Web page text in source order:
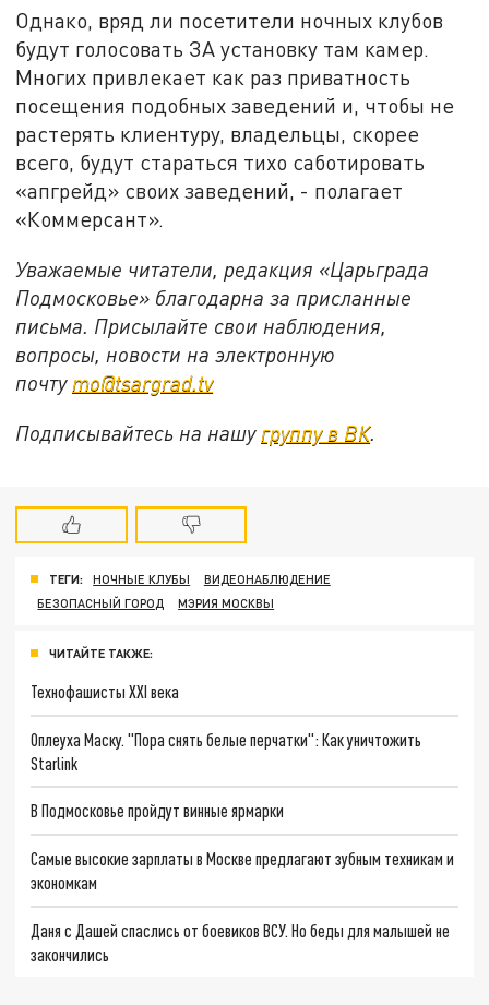
Однако, вряд ли посетители ночных клубов
будут голосовать ЗА установку там камер.
Многих привлекает как раз приватность
посещения подобных заведений и, чтобы не
растерять клиентуру, владельцы, скорее
всего, будут стараться тихо саботировать
«апгрейд» своих заведений, - полагает
«Коммерсант».
Уважаемые читатели, редакция «Царьграда
Подмосковье» благодарна за присланные
письма. Присылайте свои наблюдения,
вопросы, новости на электронную
почту mo@tsargrad.tv
Подписывайтесь на нашу группу в ВК.
ТЕГИ: НОЧНЫЕ КЛУБЫ
ВИДЕОНАБЛЮДЕНИЕ
БЕЗОПАСНЫЙ ГОРОД
МЭРИЯ МОСКВЫ
ЧИТАЙТЕ ТАКЖЕ:
Технофашисты XXI века
Оплеуха Маску. "Пора снять белые перчатки": Как уничтожить
Starlink
В Подмосковье пройдут винные ярмарки
Самые высокие зарплаты в Москве предлагают зубным техникам и
экономкам
Даня с Дашей спаслись от боевиков ВСУ. Но беды для малышей не
закончились